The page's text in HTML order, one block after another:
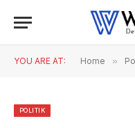
YOU ARE AT: Home »
POLITIK